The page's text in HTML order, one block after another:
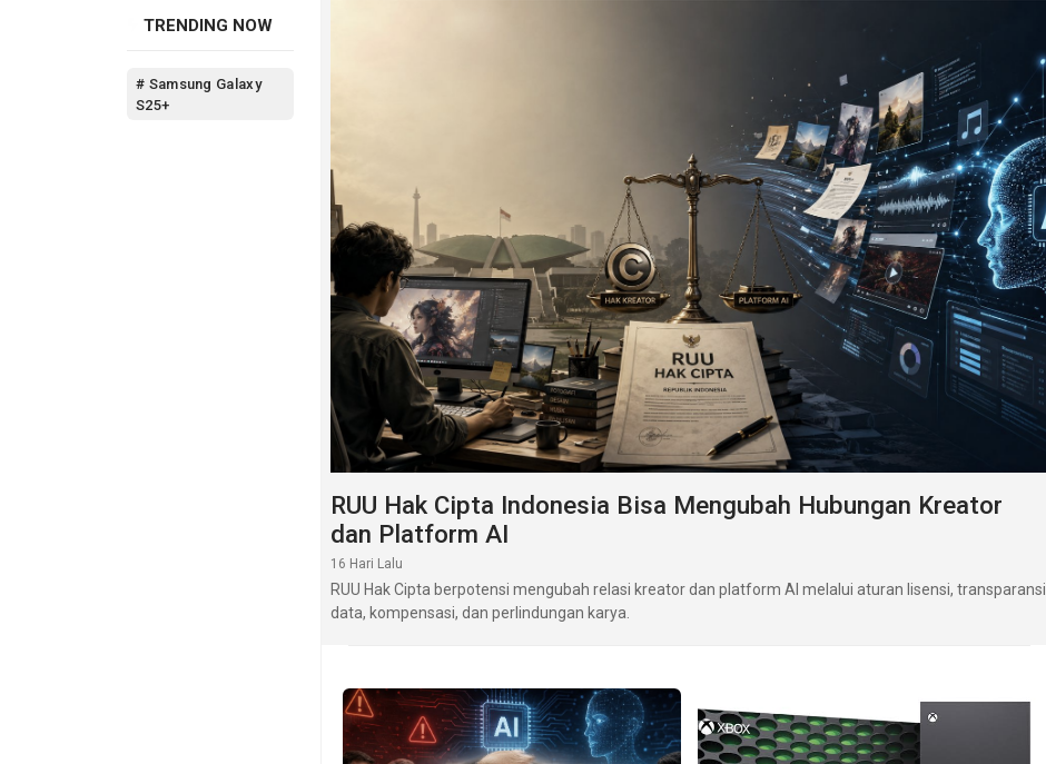
TRENDING NOW
# Samsung Galaxy
S25+
RUU Hak Cipta Indonesia Bisa Mengubah Hubungan Kreator
dan Platform AI
16 Hari Lalu
RUU Hak Cipta berpotensi mengubah relasi kreator dan platform AI melalui aturan lisensi, transparansi
data, kompensasi, dan perlindungan karya.